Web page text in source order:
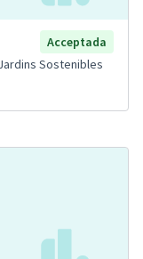
Acceptada
Sostenibles